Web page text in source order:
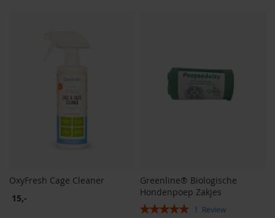
OxyFresh Cage Cleaner
15,-
Greenline® Biologische
Hondenpoep Zakjes
Rating:
1 Review